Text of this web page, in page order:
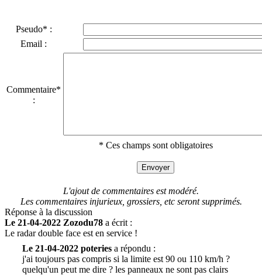
Pseudo* :
Email :
Commentaire*
:
* Ces champs sont obligatoires
L'ajout de commentaires est modéré.
Les commentaires injurieux, grossiers, etc seront supprimés.
Réponse à la discussion
Le 21-04-2022 Zozodu78 a écrit :
Le radar double face est en service !
Le 21-04-2022 poteries a répondu :
j'ai toujours pas compris si la limite est 90 ou 110 km/h ?
quelqu'un peut me dire ? les panneaux ne sont pas clairs